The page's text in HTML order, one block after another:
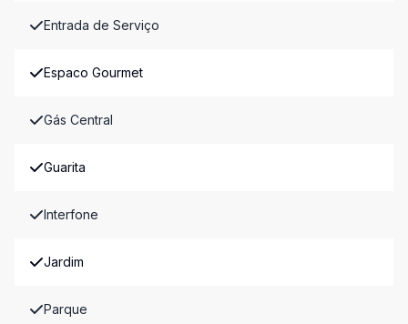
Entrada de Serviço
Espaco Gourmet
Gás Central
Guarita
Interfone
Jardim
Parque